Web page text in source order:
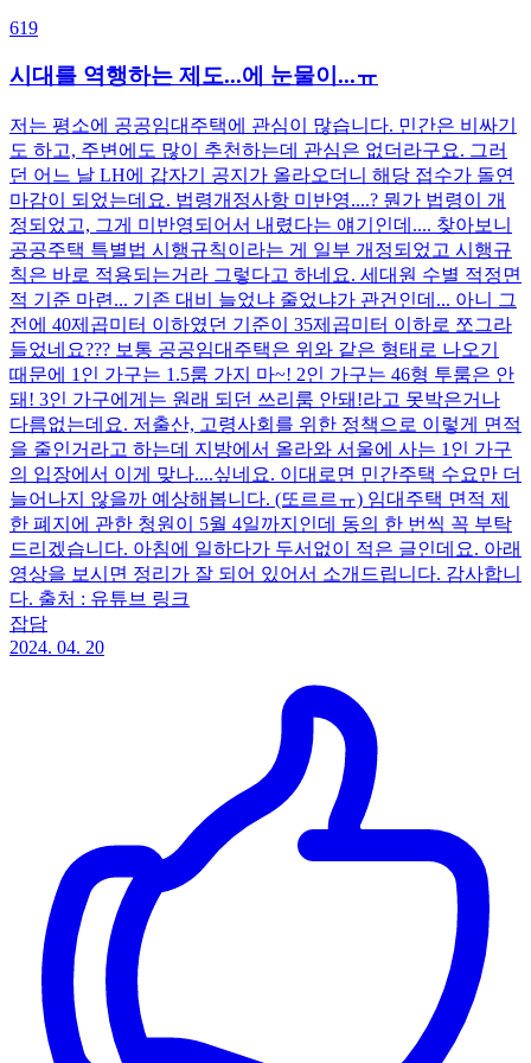
619
시대를 역행하는 제도...에 눈물이...ㅠ
저는 평소에 공공임대주택에 관심이 많습니다. 민간은 비싸기
도 하고, 주변에도 많이 추천하는데 관심은 없더라구요. 그러
던 어느 날 LH에 갑자기 공지가 올라오더니 해당 접수가 돌연
마감이 되었는데요. 법령개정사항 미반영....? 뭔가 법령이 개
정되었고, 그게 미반영되어서 내렸다는 얘기인데.... 찾아보니
공공주택 특별법 시행규칙이라는 게 일부 개정되었고 시행규
칙은 바로 적용되는거라 그렇다고 하네요. 세대원 수별 적정면
적 기준 마련... 기존 대비 늘었냐 줄었냐가 관건인데... 아니 그
전에 40제곱미터 이하였던 기준이 35제곱미터 이하로 쪼그라
들었네요??? 보통 공공임대주택은 위와 같은 형태로 나오기
때문에 1인 가구는 1.5룸 가지 마~! 2인 가구는 46형 투룸은 안
돼! 3인 가구에게는 원래 되던 쓰리룸 안돼!라고 못박은거나
다름없는데요. 저출산, 고령사회를 위한 정책으로 이렇게 면적
을 줄인거라고 하는데 지방에서 올라와 서울에 사는 1인 가구
의 입장에서 이게 맞나....싶네요. 이대로면 민간주택 수요만 더
늘어나지 않을까 예상해봅니다. (또르르ㅠ) 임대주택 면적 제
한 폐지에 관한 청원이 5월 4일까지인데 동의 한 번씩 꼭 부탁
드리겠습니다. 아침에 일하다가 두서없이 적은 글인데요. 아래
영상을 보시면 정리가 잘 되어 있어서 소개드립니다. 감사합니
다. 출처 : 유튜브 링크
잡담
2024. 04. 20